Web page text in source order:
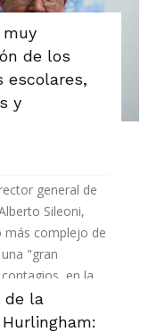
muy
de los
escolares,
y
general de
Sileoni,
más complejo de
"gran
en la
de la